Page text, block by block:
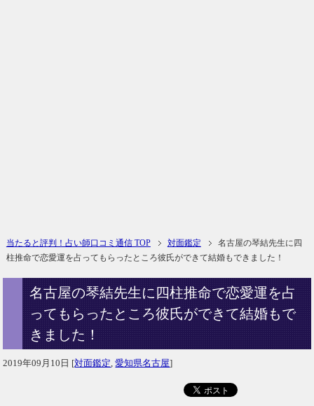
当たると評判！占い師口コミ通信 TOP 対面鑑定
名古屋の琴結先生に四
柱推命で恋愛運を占ってもらったところ彼氏ができて結婚もできました！
名古屋の琴結先生に四柱推命で恋愛運を占
ってもらったところ彼氏ができて結婚もで
きました！
2019年09月10日 [対面鑑定 ,愛知県名古屋]